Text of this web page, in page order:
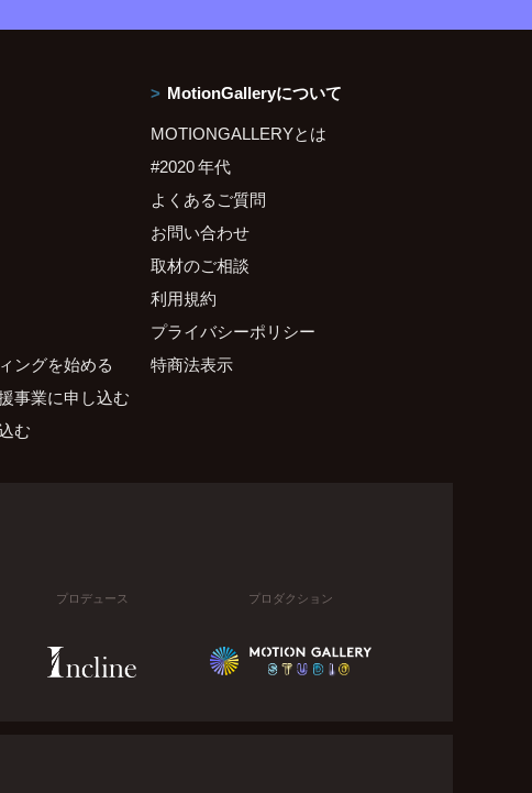
ングを始める
事業に申し込む
む
MotionGalleryについて
MOTIONGALLERYとは
#2020 年代
よくあるご質問
お問い合わせ
取材のご相談
利用規約
プライバシーポリシー
特商法表示
プロデュース プロダクション